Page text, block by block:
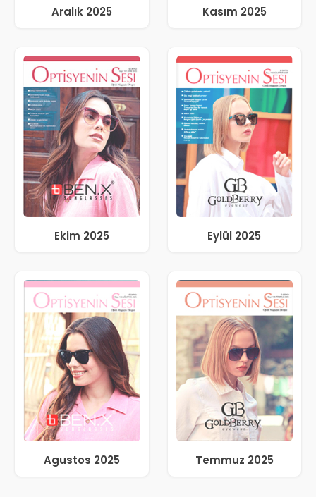
Aralık 2025 Kasım 2025
Ekim 2025 Eylül 2025
Agustos 2025 Temmuz 2025